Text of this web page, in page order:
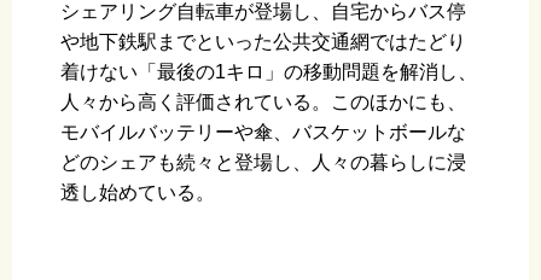
シェアリング自転車が登場し、自宅からバス停
や地下鉄駅までといった公共交通網ではたどり
着けない「最後の1キロ」の移動問題を解消し、
人々から高く評価されている。このほかにも、
モバイルバッテリーや傘、バスケットボールな
どのシェアも続々と登場し、人々の暮らしに浸
透し始めている。